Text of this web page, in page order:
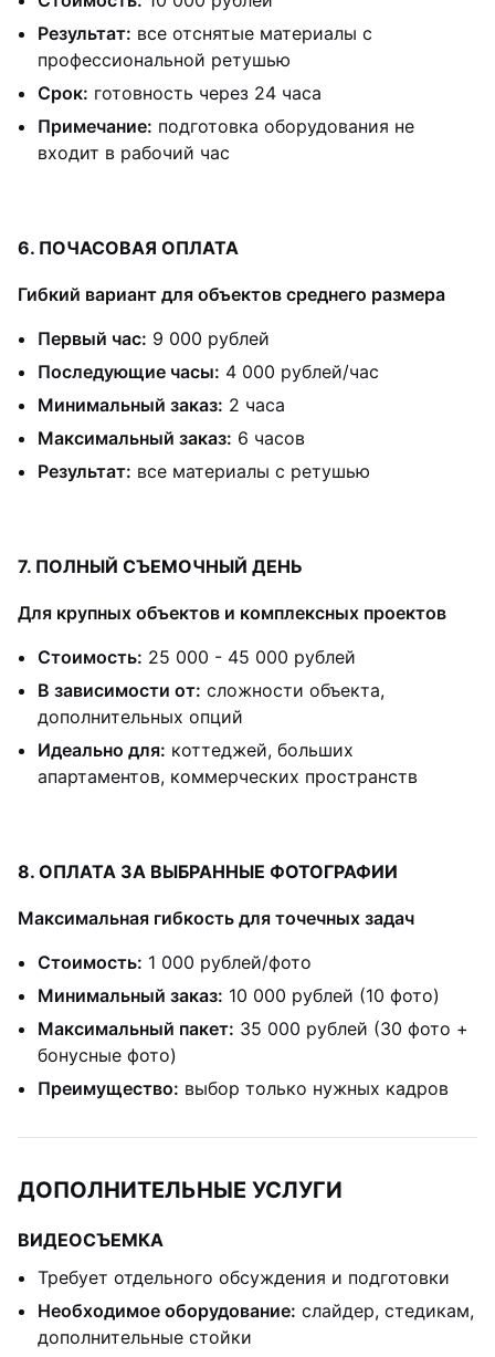
Результат: все отснятые материалы с
профессиональной ретушью
Срок: готовность через 24 часа
Примечание: подготовка оборудования не
входит в рабочий час
6. ПОЧАСОВАЯ ОПЛАТА
Гибкий вариант для объектов среднего размера
Первый час: 9 000 рублей
Последующие часы: 4 000 рублей/час
Минимальный заказ: 2 часа
Максимальный заказ: 6 часов
Результат: все материалы с ретушью
7. ПОЛНЫЙ СЪЕМОЧНЫЙ ДЕНЬ
Для крупных объектов и комплексных проектов
Стоимость: 25 000 - 45 000 рублей
В зависимости от: сложности объекта,
дополнительных опций
Идеально для: коттеджей, больших
апартаментов, коммерческих пространств
8. ОПЛАТА ЗА ВЫБРАННЫЕ ФОТОГРАФИИ
Максимальная гибкость для точечных задач
Стоимость: 1 000 рублей/фото
Минимальный заказ: 10 000 рублей (10 фото)
Максимальный пакет: 35 000 рублей (30 фото +
бонусные фото)
Преимущество: выбор только нужных кадров
ДОПОЛНИТЕЛЬНЫЕ УСЛУГИ
ВИДЕОСЪЕМКА
Требует отдельного обсуждения и подготовки
Необходимое оборудование: слайдер, стедикам,
дополнительные стойки